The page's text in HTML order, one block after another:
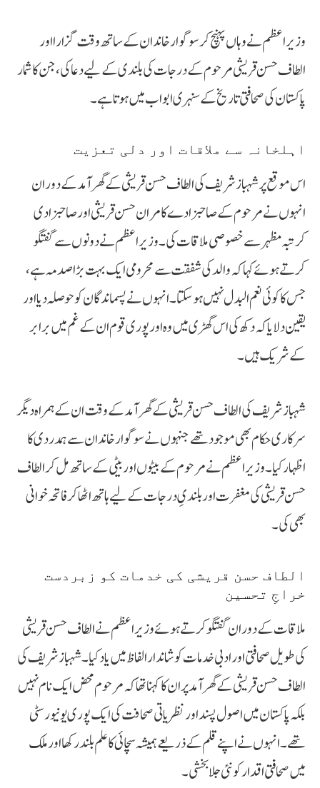
وزیراعظم نے وہاں پہنچ کر سوگوار خاندان کے ساتھ وقت گزارا اور
الطاف حسن قریشی مرحوم کے درجات کی بلندی کے لیے دعا کی، جن کا شمار
پاکستان کی صحافتی تاریخ کے سنہری ابواب میں ہوتا ہے۔
اہلخانہ سے ملاقات اور دلی تعزیت
اس موقع پر شہباز شریف کی الطاف حسن قریشی کے گھر آمد کے دوران
انہوں نے مرحوم کے صاحبزادے کامران حسن قریشی اور صاحبزادی
کرتبہ مظہر سے خصوصی ملاقات کی۔ وزیراعظم نے دونوں سے گفتگو
کرتے ہوئے کہا کہ والد کی شفقت سے محرومی ایک بہت بڑا صدمہ ہے،
جس کا کوئی نعم البدل نہیں ہو سکتا۔ انہوں نے پسماندگان کو حوصلہ دیا اور
یقین دلایا کہ دکھ کی اس گھڑی میں وہ اور پوری قوم ان کے غم میں برابر
کے شریک ہیں۔
شہباز شریف کی الطاف حسن قریشی کے گھر آمد کے وقت ان کے ہمراہ دیگر
سرکاری حکام بھی موجود تھے جنہوں نے سوگوار خاندان سے ہمدردی کا
اظہار کیا۔ وزیراعظم نے مرحوم کے بیٹوں اور بیٹی کے ساتھ مل کر الطاف
حسن قریشی کی مغفرت اور بلندیِ درجات کے لیے ہاتھ اٹھا کر فاتحہ خوانی
بھی کی۔
الطاف حسن قریشی کی خدمات کو زبردست
خراجِ تحسین
ملاقات کے دوران گفتگو کرتے ہوئے وزیراعظم نے الطاف حسن قریشی
کی طویل صحافتی اور ادبی خدمات کو شاندار الفاظ میں یاد کیا۔ شہباز شریف کی
الطاف حسن قریشی کے گھر آمد پر ان کا کہنا تھا کہ مرحوم محض ایک نام نہیں
بلکہ پاکستان میں اصول پسند اور نظریاتی صحافت کی ایک پوری یونیورسٹی
تھے۔ انہوں نے اپنے قلم کے ذریعے ہمیشہ سچائی کا علم بلند رکھا اور ملک
میں صحافتی اقدار کو نئی جلا بخشی۔